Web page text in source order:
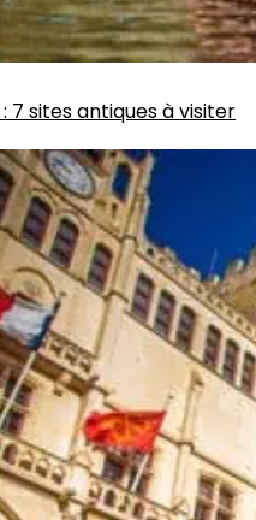
: 7 sites antiques à visiter